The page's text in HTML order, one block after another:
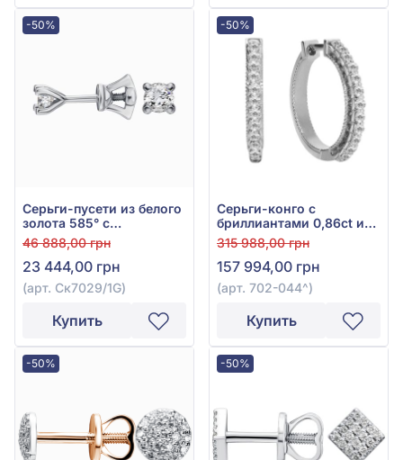
-50%
Серьги-пусети из белого
золота 585° с
бриллиантом 0,14ct, арт.
Ск7029/1G
46 888,00 грн
23 444,00 грн
(арт. Ск7029/1G)
Купить
-50%
Серьги-конго с
бриллиантами 0,86ct из
белого золота 585°, арт.
702-044
315 988,00 грн
157 994,00 грн
(арт. 702-044^)
Купить
-50% -50%